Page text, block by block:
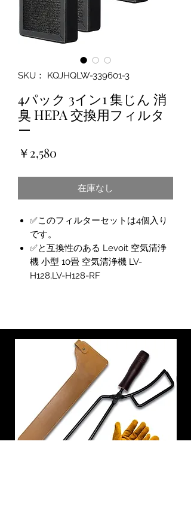
SKU： KQJHQLW-339601-3
4パック 3イン1 集じん 消
臭 HEPA 交換用フィルタ
ー
￥2,580
在庫なし
✅このフィルターセットは4個入り
です。
✅と互換性のある Levoit 空気清浄
機 小型 10畳 空気清浄機 LV-
H128,LV-H128-RF